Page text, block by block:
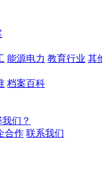
能源电力 教育行业 其
档案百科
们？
合作 联系我们